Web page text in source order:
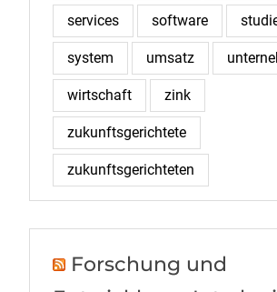
services software
system umsatz
wirtschaft zink
zukunftsgerichtete
zukunftsgerichteten
Forschung und